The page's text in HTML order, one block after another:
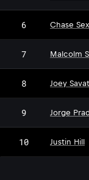
6 Chase
7 Malcolm
8 Joey
9 Jorge
10 Justin Hill